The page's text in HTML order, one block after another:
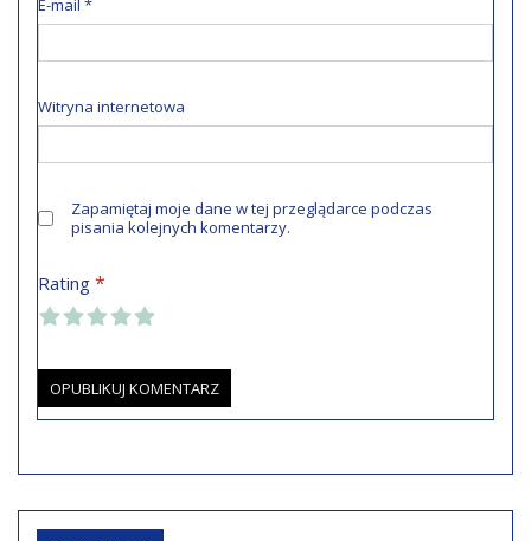
E-mail *
Witryna internetowa
Zapamiętaj moje dane w tej przeglądarce podczas
pisania kolejnych komentarzy.
Rating *